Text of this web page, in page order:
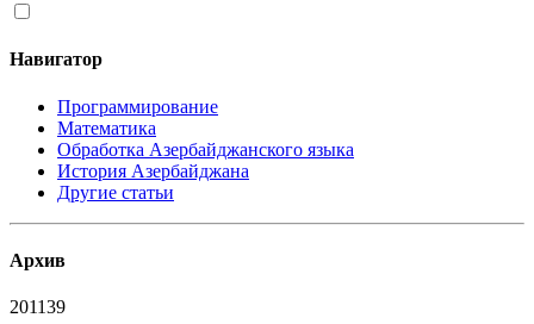
Навигатор
Программирование
Математика
Обработка Азербайджанского языка
История Азербайджана
Другие статьи
Архив
201139